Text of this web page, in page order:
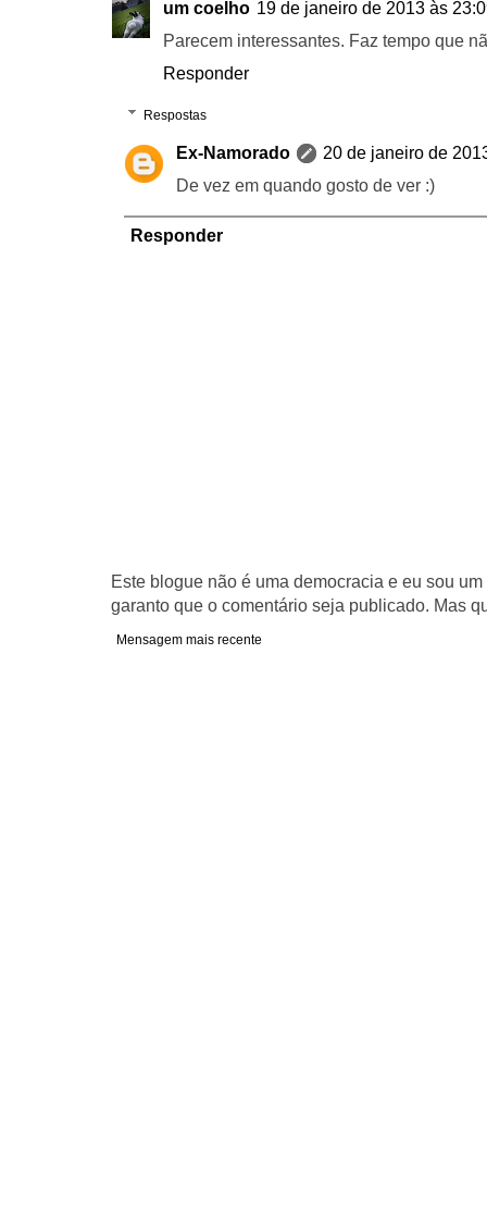
um coelho 19 de janeiro de 2013 às
Parecem interessantes. Faz tempo que
Responder
Respostas
Ex-Namorado
20 de janeiro de
De vez em quando gosto de ver :)
Responder
Este blogue não é uma democracia e eu sou
garanto que o comentário seja publicado. Mas
Mensagem mais recente